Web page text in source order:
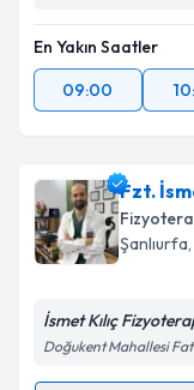
En Yakın Saatler
09:00
Fzt.
Şanlıurfa
İsmet Kılıç
Doğukent Mahallesi